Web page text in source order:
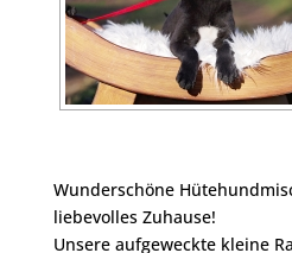
Wunderschöne
liebevolles Zuhause!
Unsere aufgeweckte kleine